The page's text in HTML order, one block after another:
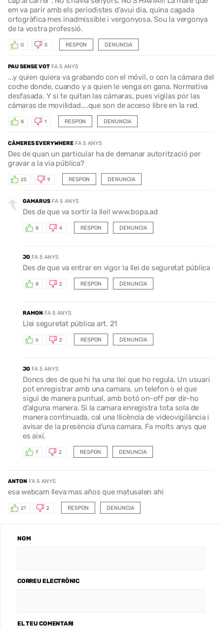
em va parir amb els periodistes d'avui dia, quina cagada
ortogràfica mes inadmissible i vergonyosa. Sou la vergonya
de la vostra professió.
RESPON
0 0 DENUNCIA
PAU SENSE VOT FA 5 ANYS
...y quien quiera va grabando con el móvil, o con la cámara del
coche donde, cuando y a quien le venga en gana. Normativa
desfasada. Y si te quitan las cámaras, pues vigilas por las
cámaras de movilidad....que son de acceso libre en la red.
RESPON
8 1 DENUNCIA
CÀMERES EVERYWHERE FA 5 ANYS
Des de quan un particular ha de demanar autorització per
gravar a la via pública?
RESPON
25 9 DENUNCIA
GAMARUS FA 5 ANYS
Des de que va sortir la llei! www.bopa.ad
RESPON
8 4 DENUNCIA
JO FA 5 ANYS
Des de que va entrar en vigor la llei de seguretat pública
RESPON
8 2 DENUNCIA
RAMON FA 5 ANYS
Llei seguretat pública art. 21
RESPON
6 2 DENUNCIA
JO FA 5 ANYS
Doncs des de que hi ha una llei que ho regula. Un usuari
pot enregistrar amb una camara, un telefon o el que
sigui de manera puntual, amb botó on-off per dir-ho
d’alguna manera. Si la camara enregistra tota sola de
manera continuada, cal una llicència de videovigilància i
avisar de la presència d’una camara. Fa molts anys que
es així.
RESPON
7 2 DENUNCIA
ANTON FA 5 ANYS
esa webcam lleva mas años que matusalen ahi
RESPON
21 2 DENUNCIA
NOM
CORREU ELECTRÒNIC
EL TEU COMENTARI